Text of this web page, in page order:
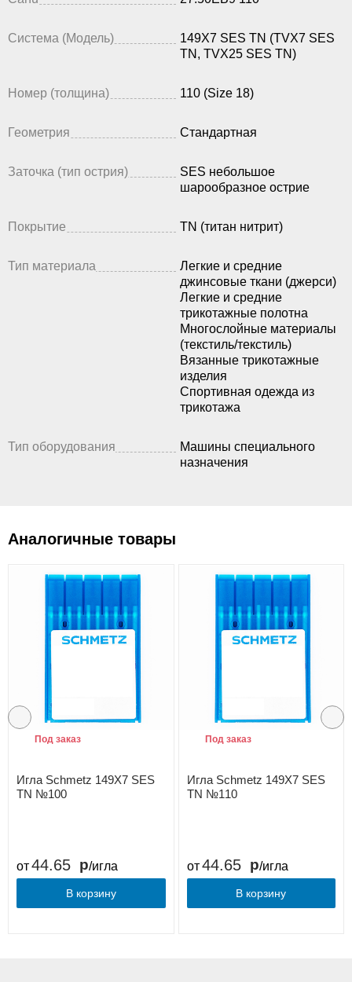
Система (Модель)
149X7 SES TN (TVX7 SES
TN, TVX25 SES TN)
Номер (толщина) 110 (Size 18)
Геометрия Стандартная
Заточка (тип острия)
SES небольшое
шарообразное острие
Покрытие TN (титан нитрит)
Тип материала
Легкие и средние
джинсовые ткани (джерси)
Легкие и средние
трикотажные полотна
Многослойные материалы
(текстиль/текстиль)
Вязанные трикотажные
изделия
Спортивная одежда из
трикотажа
Тип оборудования
Машины специального
назначения
Аналогичные товары
Игла Schmetz 149X7 SES
TN №100
Под заказ
от44.65 /игла
В корзину
Игла Schmetz 149X7 SES
TN №110
Под заказ
от 44.65 /игла
В корзину